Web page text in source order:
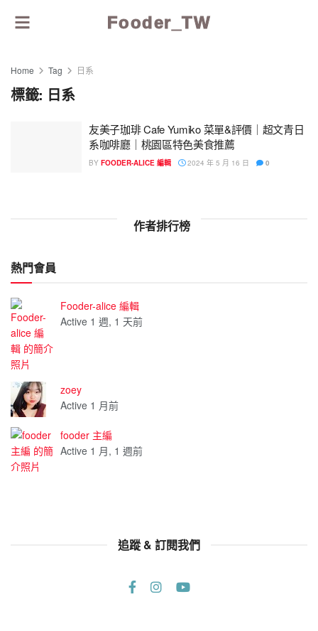
Fooder_TW
Home Tag 日系
標籤: 日系
友美子珈琲 Cafe Yumiko 菜單&評價｜超文青日
系咖啡廳｜桃園區特色美食推薦
BY FOODER-ALICE 編輯 2024 年 5 月 16 日 0
作者排行榜
熱門會員
Fooder-alice 編輯
Active 1 週, 1 天前
zoey
Active 1 月前
fooder 主編
Active 1 月, 1 週前
追蹤 & 訂閱我們